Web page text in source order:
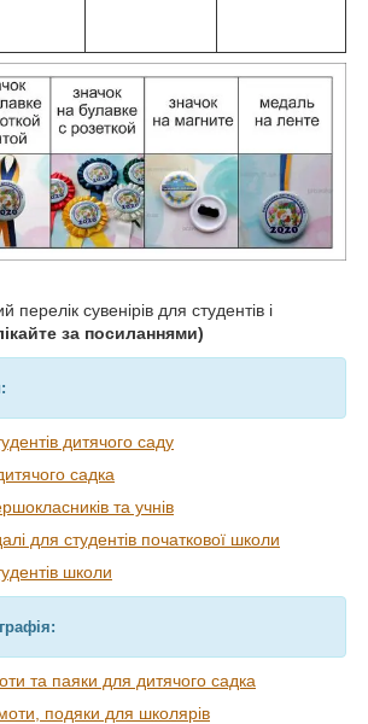
перелік сувенірів для студентів і
за посиланнями)
дитячого саду
садка
та учнів
для студентів початкової школи
школи
та паяки для дитячого садка
подяки для школярів